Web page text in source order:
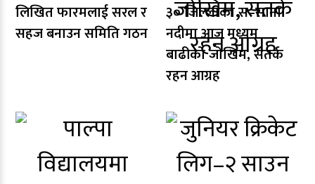
लिखित फारमलाई सरल र
सहज बनाउन समिति गठन
३० जिल्लाका स–साना
नदीमा आज मध्यम
बाढीको जोखिम, सतर्क
रहन आग्रह